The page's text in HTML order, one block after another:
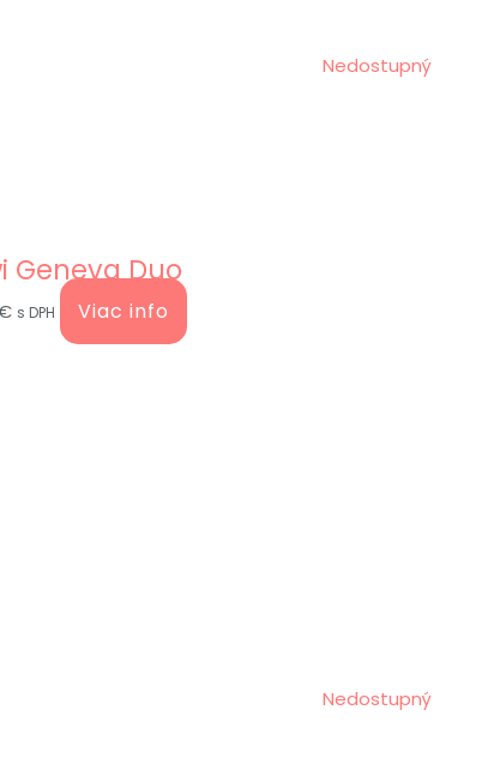
Nedostupný
Geneva Duo
s DPH Viac info
Nedostupný